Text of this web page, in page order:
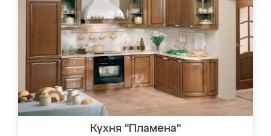
Кухня "Пламена"